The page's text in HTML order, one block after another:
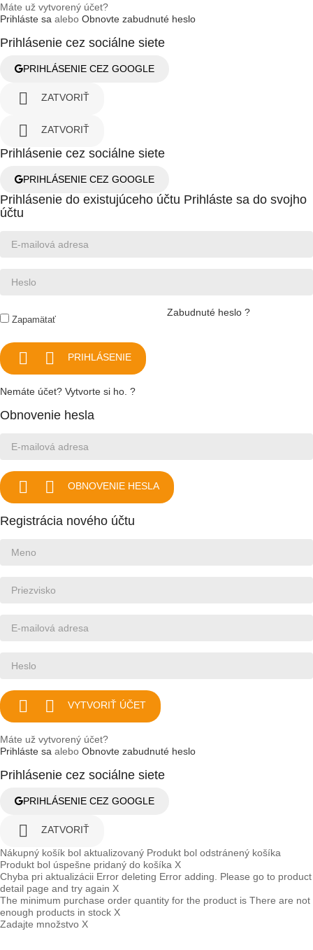
Máte už vytvorený účet?
Prihláste sa alebo Obnovte zabudnuté heslo
Prihlásenie cez sociálne siete
PRIHLÁSENIE CEZ GOOGLE
 ZATVORIŤ
 ZATVORIŤ
Prihlásenie cez sociálne siete
PRIHLÁSENIE CEZ GOOGLE
Prihlásenie do existujúceho účtu Prihláste sa do svojho
účtu
Zapamätať
Zabudnuté heslo ?
  PRIHLÁSENIE
Nemáte účet? Vytvorte si ho. ?
Obnovenie hesla
  OBNOVENIE HESLA
Registrácia nového účtu
  VYTVORIŤ ÚČET
Máte už vytvorený účet?
Prihláste sa alebo Obnovte zabudnuté heslo
Prihlásenie cez sociálne siete
PRIHLÁSENIE CEZ GOOGLE
 ZATVORIŤ
Nákupný košík bol aktualizovaný Produkt bol odstránený košíka
Produkt bol úspešne pridaný do košíka X
Chyba pri aktualizácii Error deleting Error adding. Please go to product
detail page and try again X
The minimum purchase order quantity for the product is There are not
enough products in stock X
Zadajte množstvo X